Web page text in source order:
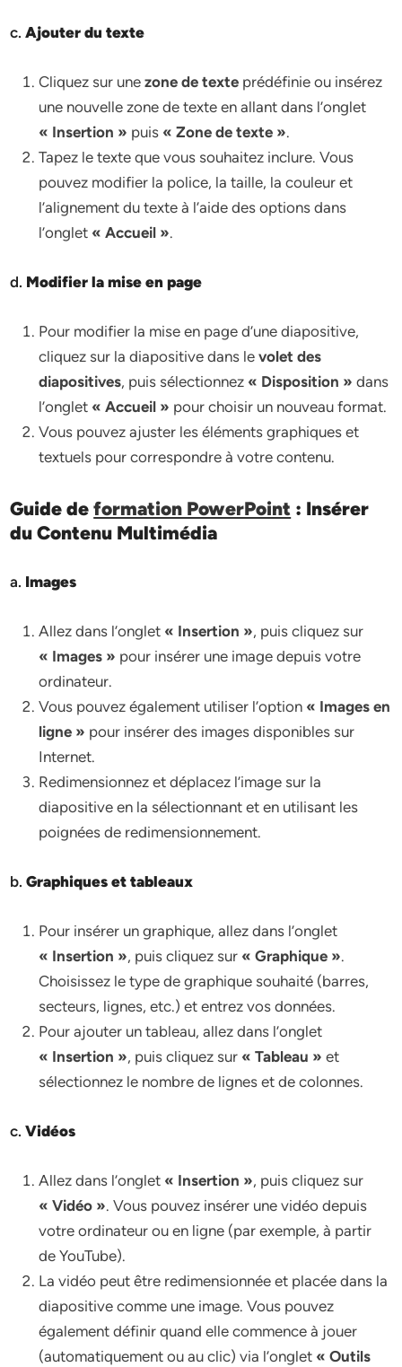
c.Ajouter du texte
Cliquez sur unezone de texte prédéfinie ou insérez
une nouvelle zone de texte en allant dans l’onglet
« Insertion » puis « Zone de texte ».
Tapez le texte que vous souhaitez inclure. Vous
pouvez modifier la police, la taille, la couleur et
l’alignement du texte à l’aide des options dans
l’onglet « Accueil ».
d. Modifier la mise en page
Pour modifier la mise en page d’une diapositive,
cliquez sur la diapositive dans levolet des
diapositives, puis sélectionnez « Disposition » dans
l’onglet « Accueil » pour choisir un nouveau format.
Vous pouvez ajuster les éléments graphiques et
textuels pour correspondre à votre contenu.
Guide deformation PowerPoint : Insérer
du Contenu Multimédia
a. Images
Allez dans l’onglet « Insertion », puis cliquez sur
« Images » pour insérer une image depuis votre
ordinateur.
Vous pouvez également utiliser l’option « Images en
ligne » pour insérer des images disponibles sur
Internet.
Redimensionnez et déplacez l’image sur la
diapositive en la sélectionnant et en utilisant les
poignées de redimensionnement.
b.Graphiques et tableaux
Pour insérer un graphique, allez dans l’onglet
« Insertion », puis cliquez sur « Graphique ».
Choisissez le type de graphique souhaité (barres,
secteurs, lignes, etc.) et entrez vos données.
Pour ajouter un tableau, allez dans l’onglet
« Insertion », puis cliquez sur « Tableau » et
sélectionnez le nombre de lignes et de colonnes.
c.Vidéos
Allez dans l’onglet « Insertion », puis cliquez sur
« Vidéo ». Vous pouvez insérer une vidéo depuis
votre ordinateur ou en ligne (par exemple, à partir
de YouTube).
La vidéo peut être redimensionnée et placée dans la
diapositive comme une image. Vous pouvez
également définir quand elle commence à jouer
(automatiquement ou au clic) via l’onglet « Outils